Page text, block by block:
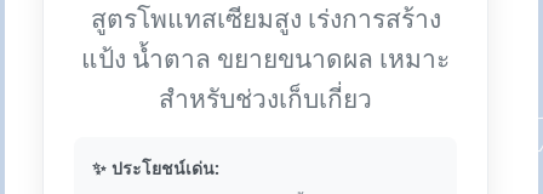
สูตรโพแทสเซียมสูง เร่งการสร้าง
แป้ง น้ำตาล ขยายขนาดผล เหมาะ
สำหรับช่วงเก็บเกี่ยว
✨ ประโยชน์เด่น: